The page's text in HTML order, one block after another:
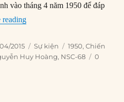
vào tháng 4 năm 1950 để đáp
reading“14/04/1950: Nền tảng
2015 Categories
Sự kiện Tags
1950,Chiến
Huy Hoàng, NSC-68
0